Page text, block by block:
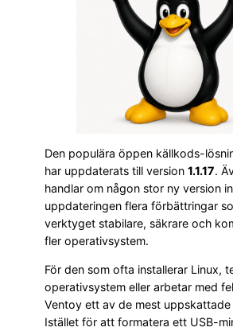
Den populära öppen källkods-
har uppdaterats till version 1.1.17.
handlar om någon stor ny version
uppdateringen flera förbättringar
verktyget stabilare, säkrare och
fler operativsystem.
För den som ofta installerar Linux,
operativsystem eller arbetar med
Ventoy ett av de mest
Istället för att formatera ett USB-